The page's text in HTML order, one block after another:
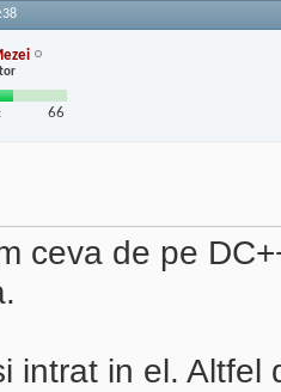
66
ceva de pe
intrat in el.